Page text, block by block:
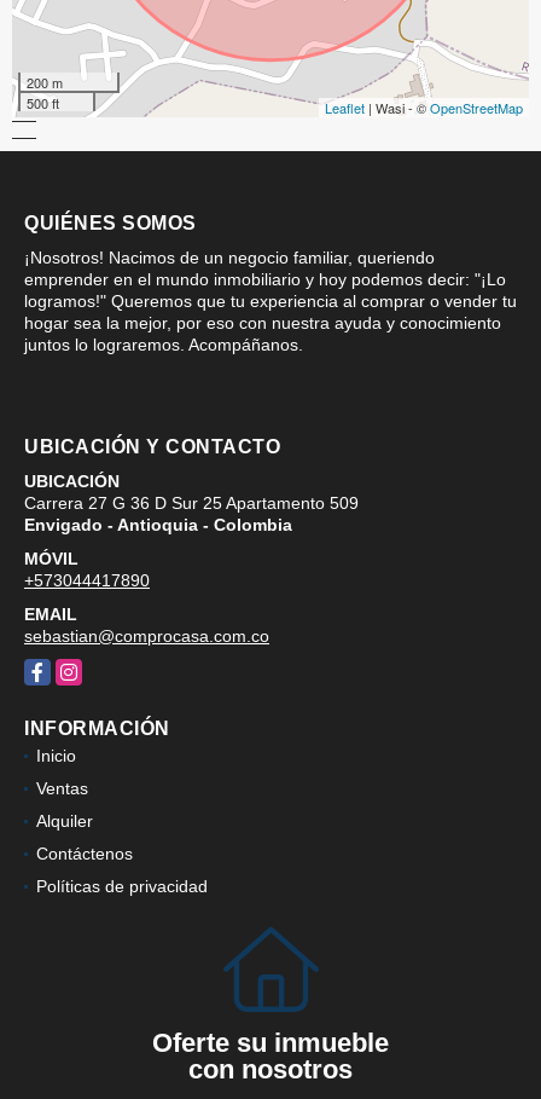
200 m
500 ft
Leaflet | Wasi - ©OpenStreetMap
QUIÉNES SOMOS
¡Nosotros! Nacimos de un negocio familiar, queriendo
emprender en el mundo inmobiliario y hoy podemos decir: "¡Lo
logramos!" Queremos que tu experiencia al comprar o vender tu
hogar sea la mejor, por eso con nuestra ayuda y conocimiento
juntos lo lograremos. Acompáñanos.
UBICACIÓN Y CONTACTO
UBICACIÓN
Carrera 27 G 36 D Sur 25 Apartamento 509
Envigado - Antioquia - Colombia
MÓVIL
+573044417890
EMAIL
sebastian@comprocasa.com.co
FacebookInstagram
INFORMACIÓN
Inicio
Ventas
Alquiler
Contáctenos
Políticas de privacidad
Oferte su inmueble
con nosotros